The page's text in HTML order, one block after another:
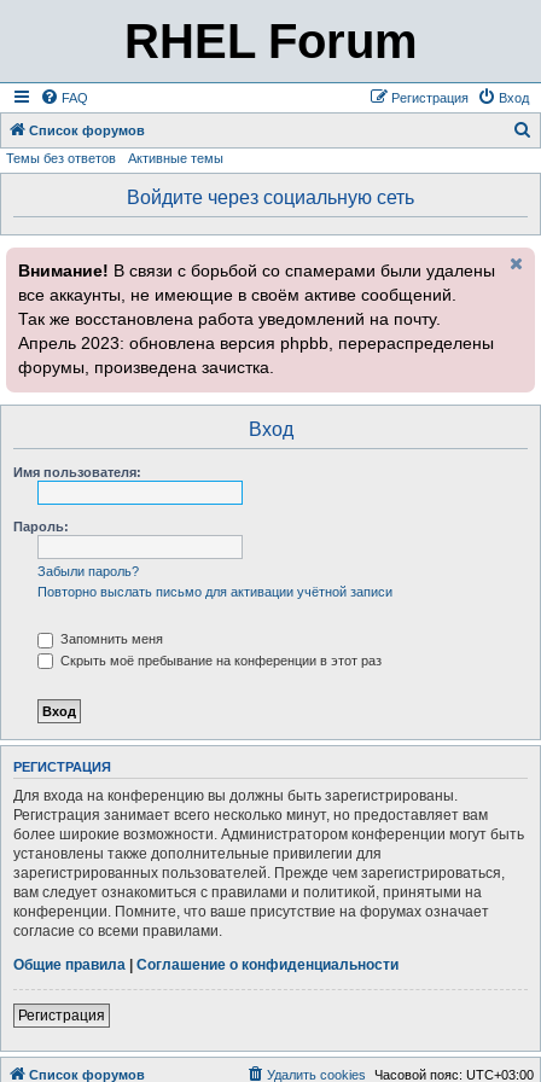
RHEL Forum
FAQ Вход
Регистрация
Список форумов
Темы без ответов Активные темы
Войдите через социальную сеть
Внимание! В связи с борьбой со спамерами были удалены
все аккаунты, не имеющие в своём активе сообщений.
Так же восстановлена работа уведомлений на почту.
Апрель 2023: обновлена версия phpbb, перераспределены
форумы, произведена зачистка.
Вход
Имя пользователя:
Пароль:
Забыли пароль?
Повторно выслать письмо для активации учётной записи
Запомнить меня
Скрыть моё пребывание на конференции в этот раз
РЕГИСТРАЦИЯ
Для входа на конференцию вы должны быть зарегистрированы.
Регистрация занимает всего несколько минут, но предоставляет вам
более широкие возможности. Администратором конференции могут быть
установлены также дополнительные привилегии для
зарегистрированных пользователей. Прежде чем зарегистрироваться,
вам следует ознакомиться с правилами и политикой, принятыми на
конференции. Помните, что ваше присутствие на форумах означает
согласие со всеми правилами.
Общие правила | Соглашение о конфиденциальности
Регистрация
Список форумов Часовой пояс: UTC+03:00
Удалить cookies